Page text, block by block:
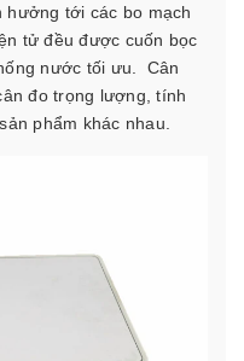
hưởng tới các bo mạch
tử đều được cuốn bọc
nước tối ưu.
Cân
đo trọng lượng, tính
phẩm khác nhau.